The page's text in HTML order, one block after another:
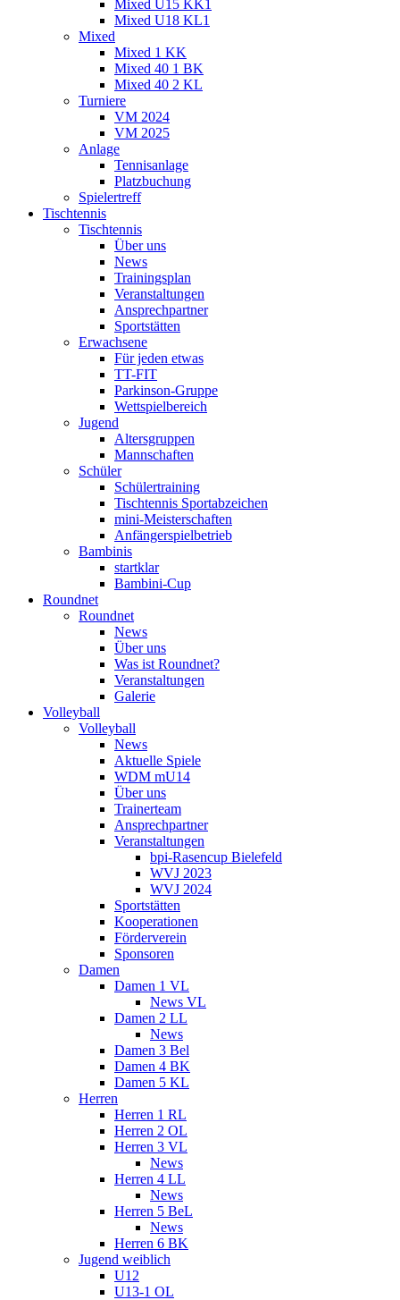
Mixed U15 KK1
Mixed U18 KL1
Mixed
Mixed 1 KK
Mixed 40 1 BK
Mixed 40 2 KL
Turniere
VM 2024
VM 2025
Anlage
Tennisanlage
Platzbuchung
Spielertreff
Tischtennis
Tischtennis
Über uns
News
Trainingsplan
Veranstaltungen
Ansprechpartner
Sportstätten
Erwachsene
Für jeden etwas
TT-FIT
Parkinson-Gruppe
Wettspielbereich
Jugend
Altersgruppen
Mannschaften
Schüler
Schülertraining
Tischtennis Sportabzeichen
mini-Meisterschaften
Anfängerspielbetrieb
Bambinis
startklar
Bambini-Cup
Roundnet
Roundnet
News
Über uns
Was ist Roundnet?
Veranstaltungen
Galerie
Volleyball
Volleyball
News
Aktuelle Spiele
WDM mU14
Über uns
Trainerteam
Ansprechpartner
Veranstaltungen
bpi-Rasencup Bielefeld
WVJ 2023
WVJ 2024
Sportstätten
Kooperationen
Förderverein
Sponsoren
Damen
Damen 1 VL
News VL
Damen 2 LL
News
Damen 3 Bel
Damen 4 BK
Damen 5 KL
Herren
Herren 1 RL
Herren 2 OL
Herren 3 VL
News
Herren 4 LL
News
Herren 5 BeL
News
Herren 6 BK
Jugend weiblich
U12
U13-1 OL